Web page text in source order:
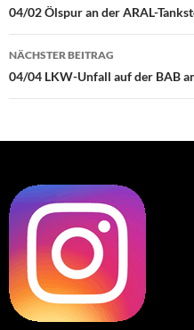
04/02 Ölspur an der ARAL-
NÄCHSTER BEITRAG
04/04 LKW-Unfall auf der BAB